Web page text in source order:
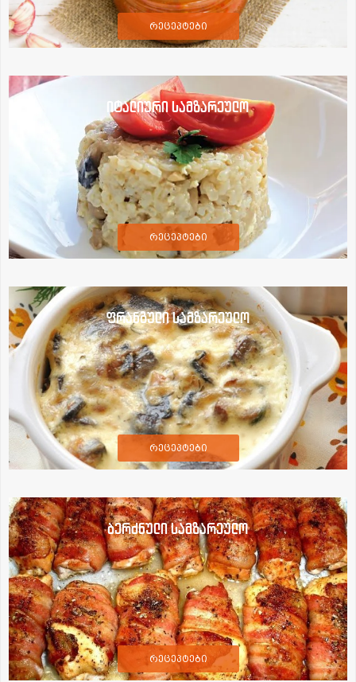
რეცეპტები
იტალიური სამზარეულო
რეცეპტები
ფრანგული სამზარეულო
რეცეპტები
ბერძნული სამზარეულო
რეცეპტები